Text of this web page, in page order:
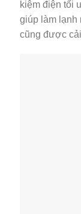
kiệm điện tối
giúp làm lạnh
cũng được